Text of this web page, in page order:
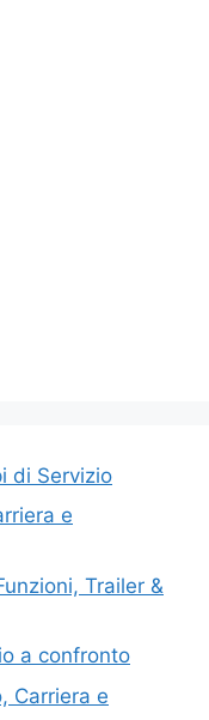
di Servizio
e
Trailer &
a confronto
Carriera e